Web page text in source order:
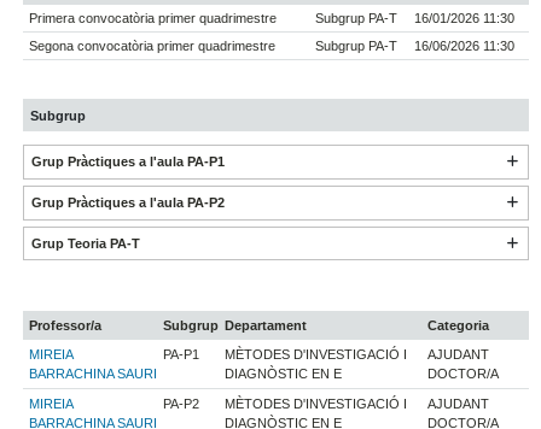
Primera convocatòria primer quadrimestre
Subgrup PA-T
16/01/2026 11:30
Segona convocatòria primer quadrimestre
Subgrup PA-T 16/06/2026 11:30
Subgrup
Grup Pràctiques a l'aula PA-P1
Grup Pràctiques a l'aula PA-P2
Grup Teoria PA-T
Professor/a Subgrup Departament
Categoria
MIREIA
BARRACHINA SAURI
PA-P1
MÈTODES D'INVESTIGACIÓ I
DIAGNÒSTIC EN E
AJUDANT
DOCTOR/A
MIREIA
BARRACHINA SAURI
PA-P2
MÈTODES D'INVESTIGACIÓ I
DIAGNÒSTIC EN E
AJUDANT
DOCTOR/A